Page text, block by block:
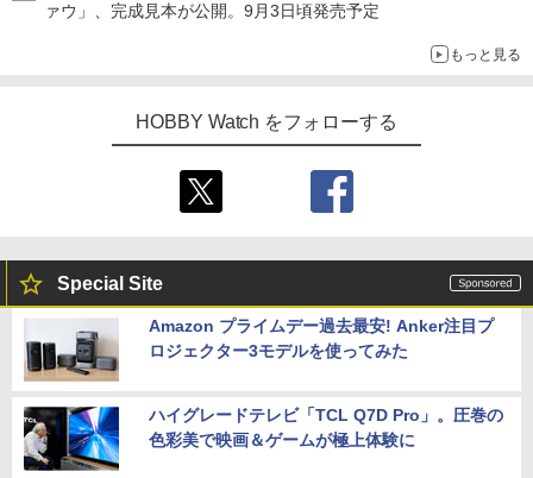
ァウ」、完成見本が公開。9月3日頃発売予定
もっと見る
HOBBY Watch をフォローする
Special Site
Amazon プライムデー過去最安! Anker注目プ
ロジェクター3モデルを使ってみた
ハイグレードテレビ「TCL Q7D Pro」。圧巻の
色彩美で映画＆ゲームが極上体験に